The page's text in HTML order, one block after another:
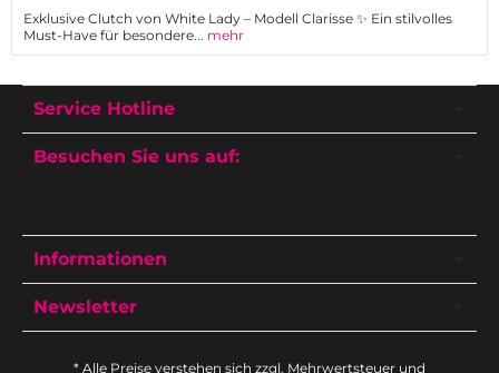
Exklusive Clutch von White Lady – Modell Clarisse ✨ Ein stilvolles
Must-Have für besondere... mehr
Service Hotline
Besuchen Sie uns auf:
Informationen
Newsletter
* Alle Preise verstehen sich zzgl. Mehrwertsteuer und